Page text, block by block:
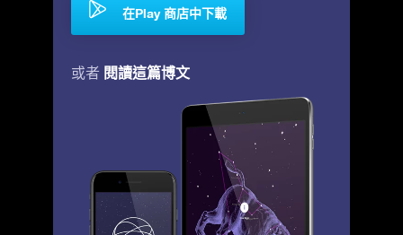
在Play 商店中下載
或者 閱讀這篇博文